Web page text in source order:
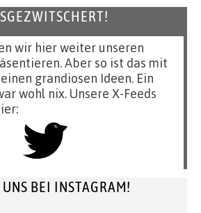
wir hier weiter unseren
Aber so ist das mit
grandiosen Ideen. Ein
wohl nix. Unsere X-Feeds
UNS BEI INSTAGRAM!